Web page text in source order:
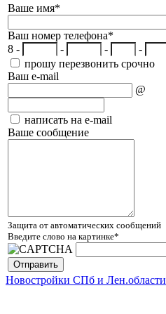
Ваше имя*
Ваш номер телефона*
8 -
- -
-
прошу перезвонить срочно
Ваш e-mail
@
написать на e-mail
Ваше сообщение
Защита от автоматических сообщений
Введите слово на картинке*
Новостройки СПб и Лен.области